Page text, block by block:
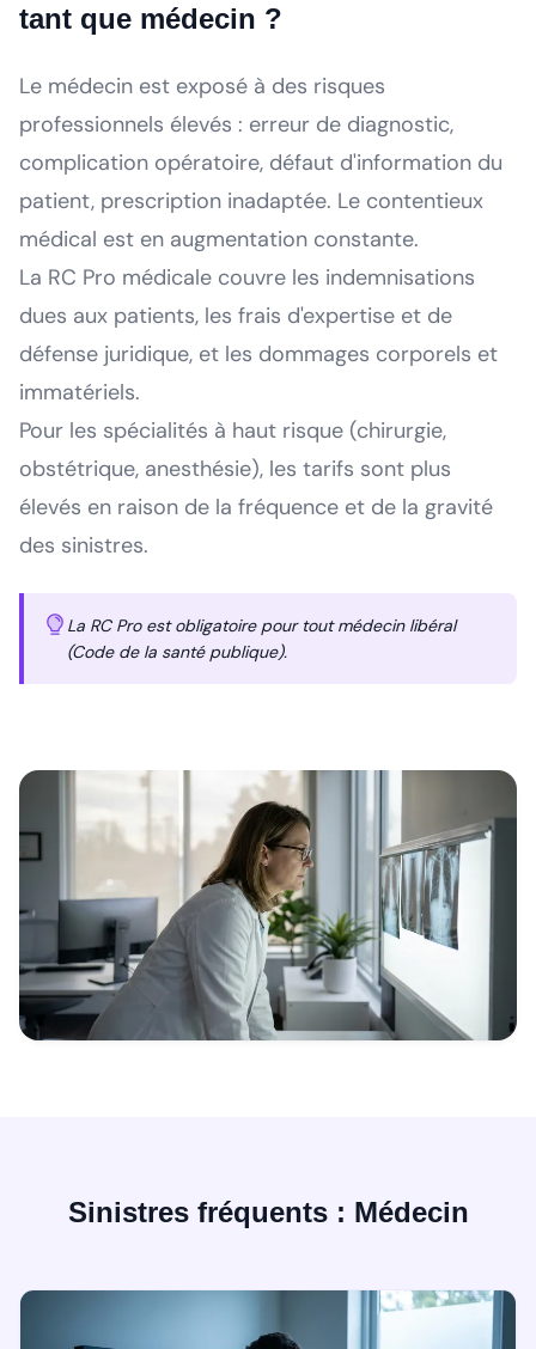
tant que médecin ?
Le médecin est exposé à des risques
professionnels élevés : erreur de diagnostic,
complication opératoire, défaut d'information du
patient, prescription inadaptée. Le contentieux
médical est en augmentation constante.
La RC Pro médicale couvre les indemnisations
dues aux patients, les frais d'expertise et de
défense juridique, et les dommages corporels et
immatériels.
Pour les spécialités à haut risque (chirurgie,
obstétrique, anesthésie), les tarifs sont plus
élevés en raison de la fréquence et de la gravité
des sinistres.
La RC Pro est obligatoire pour tout médecin libéral
(Code de la santé publique).
Sinistres fréquents : Médecin